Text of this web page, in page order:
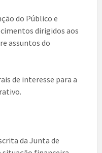
do Público e
dirigidos aos
assuntos do
de interesse para a
da Junta de